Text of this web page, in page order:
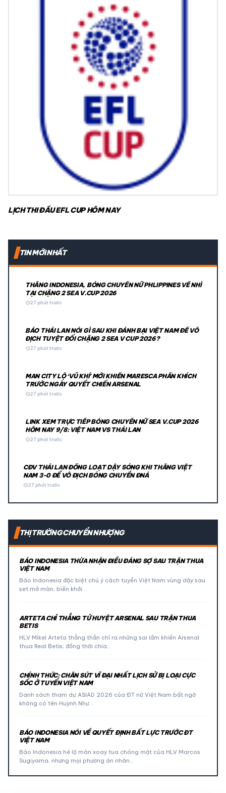
LỊCH THI ĐẤU EFL CUP HÔM NAY
TIN MỚI NHẤT
THẮNG INDONESIA, BÓNG CHUYỀN NỮ PHLIPPINES VỀ NHÌ
TẠI CHẶNG 2 SEA V.CUP 2026
schedule27 phút trước
BÁO THÁI LAN NÓI GÌ SAU KHI ĐÁNH BẠI VIỆT NAM ĐỂ VÔ
ĐỊCH TUYỆT ĐỐI CHẶNG 2 SEA V CUP 2026?
schedule27 phút trước
MAN CITY LỘ ‘VŨ KHÍ’ MỚI KHIẾN MARESCA PHẤN KHÍCH
TRƯỚC NGÀY QUYẾT CHIẾN ARSENAL
schedule27 phút trước
LINK XEM TRỰC TIẾP BÓNG CHUYỀN NỮ SEA V.CUP 2026
HÔM NAY 9/8: VIỆT NAM VS THÁI LAN
schedule27 phút trước
CĐV THÁI LAN ĐỒNG LOẠT DẬY SÓNG KHI THẮNG VIỆT
NAM 3-0 ĐỂ VÔ ĐỊCH BÓNG CHUYỀN ĐNÁ
schedule27 phút trước
THỊ TRƯỜNG CHUYỂN NHƯỢNG
BÁO INDONESIA THỪA NHẬN ĐIỀU ĐÁNG SỢ SAU TRẬN THUA
VIỆT NAM
Báo Indonesia đặc biệt chú ý cách tuyển Việt Nam vùng dậy sau
set mở màn, biến khởi…
ARTETA CHỈ THẲNG TỬ HUYỆT ARSENAL SAU TRẬN THUA
BETIS
HLV Mikel Arteta thẳng thắn chỉ ra những sai lầm khiến Arsenal
thua Real Betis, đồng thời chia…
CHÍNH THỨC: CHÂN SÚT VĨ ĐẠI NHẤT LỊCH SỬ BỊ LOẠI CỰC
SỐC Ở TUYỂN VIỆT NAM
Danh sách tham dự ASIAD 2026 của ĐT nữ Việt Nam bất ngờ
không có tên Huỳnh Như…
BÁO INDONESIA NÓI VỀ QUYẾT ĐỊNH BẤT LỰC TRƯỚC ĐT
VIỆT NAM
Báo Indonesia hé lộ màn xoay tua chóng mặt của HLV Marcos
Sugiyama, nhưng mọi phương án nhân…